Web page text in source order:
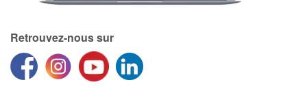
Retrouvez-nous sur